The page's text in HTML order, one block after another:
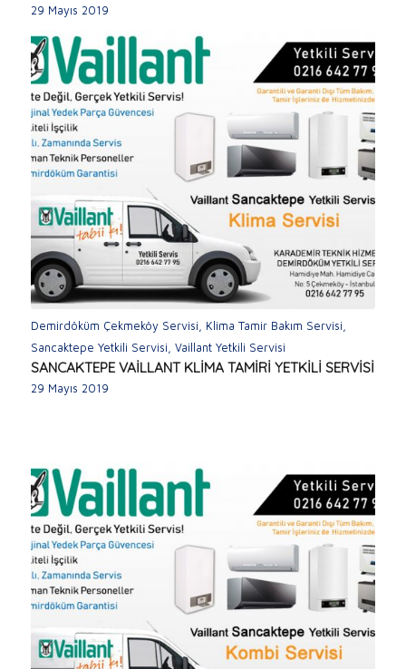
29 Mayıs 2019
Demirdöküm Çekmeköy Servisi, Klima Tamir Bakım Servisi,
Sancaktepe Yetkili Servisi, Vaillant Yetkili Servisi
SANCAKTEPE VAİLLANT KLİMA TAMİRİ YETKİLİ SERVİSİ
29 Mayıs 2019